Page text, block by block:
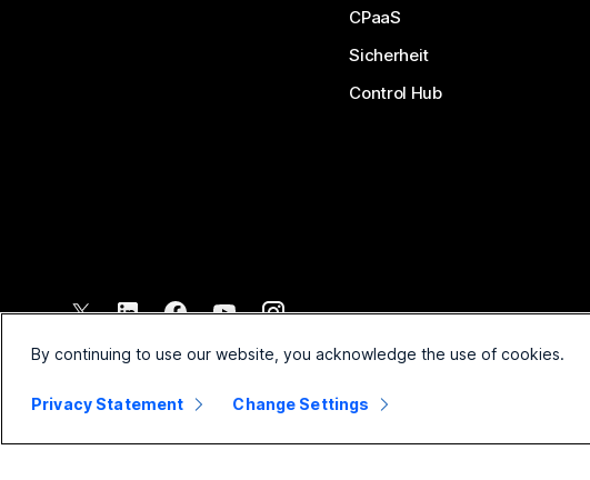
CPaaS
Sicherheit
Control Hub
2026 Cisco und/oder Partnerunternehmen. Alle Rechte vorbehalten.
By continuing to use our website, you acknowledge the use of cookies.
Privacy Statement Change Settings